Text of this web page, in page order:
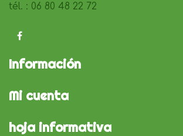
tél. : 06 80 48 22 72
Información
Mi cuenta
hoja informativa